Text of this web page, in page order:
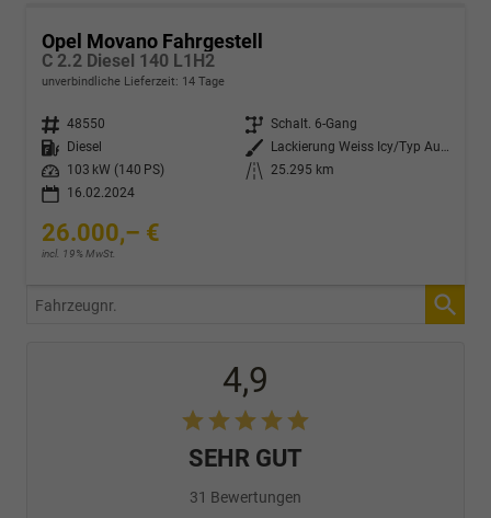
Opel Movano Fahrgestell
C 2.2 Diesel 140 L1H2
unverbindliche Lieferzeit: 14 Tage
Fahrzeugnr. 48550 Getriebe Schalt. 6-Gang
Kraftstoff
Diesel Außenfarbe
Lackierung Weiss Icy/Typ Außenverkleidung Spiegel Flach Standard
Leistung
103 kW (140 PS) Kilometerstand
25.295 km
16.02.2024
26.000,– €
incl. 19% MwSt.
Fahrzeugnr.
4,9
SEHR GUT
31 Bewertungen